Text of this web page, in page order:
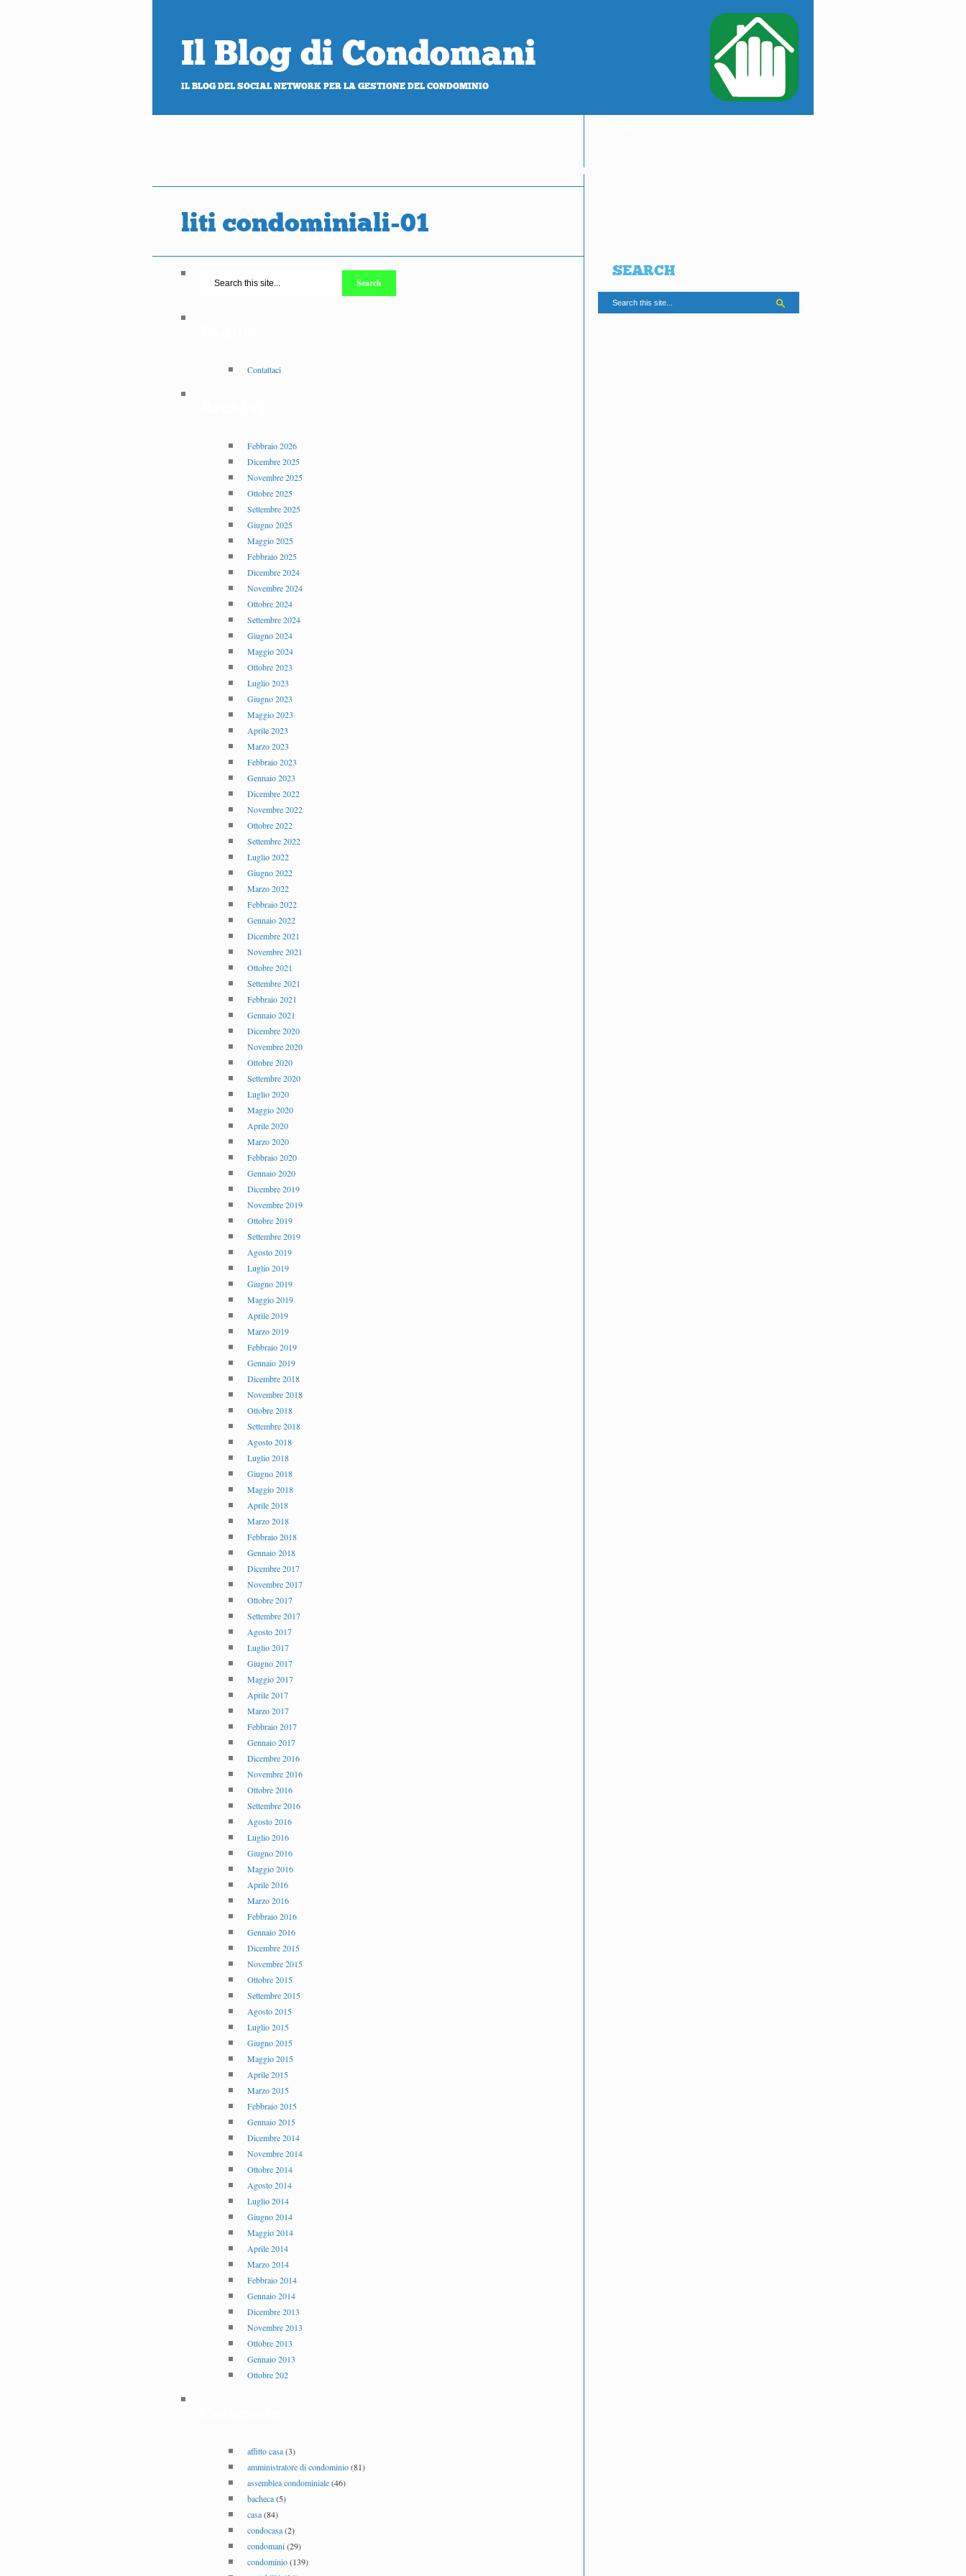
Il Blog di Condomani
IL BLOG DEL SOCIAL NETWORK PER LA GESTIONE DEL CONDOMINIO
liti condominiali-01
Contattaci
Febbraio 2026
Dicembre 2025
Novembre 2025
Ottobre 2025
Settembre 2025
Giugno 2025
Maggio 2025
Febbraio 2025
Dicembre 2024
Novembre 2024
Ottobre 2024
Settembre 2024
Giugno 2024
Maggio 2024
Ottobre 2023
Luglio 2023
Giugno 2023
Maggio 2023
Aprile 2023
Marzo 2023
Febbraio 2023
Gennaio 2023
Dicembre 2022
Novembre 2022
Ottobre 2022
Settembre 2022
Luglio 2022
Giugno 2022
Marzo 2022
Febbraio 2022
Gennaio 2022
Dicembre 2021
Novembre 2021
Ottobre 2021
Settembre 2021
Febbraio 2021
Gennaio 2021
Dicembre 2020
Novembre 2020
Ottobre 2020
Settembre 2020
Luglio 2020
Maggio 2020
Aprile 2020
Marzo 2020
Febbraio 2020
Gennaio 2020
Dicembre 2019
Novembre 2019
Ottobre 2019
Settembre 2019
Agosto 2019
Luglio 2019
Giugno 2019
Maggio 2019
Aprile 2019
Marzo 2019
Febbraio 2019
Gennaio 2019
Dicembre 2018
Novembre 2018
Ottobre 2018
Settembre 2018
Agosto 2018
Luglio 2018
Giugno 2018
Maggio 2018
Aprile 2018
Marzo 2018
Febbraio 2018
Gennaio 2018
Dicembre 2017
Novembre 2017
Ottobre 2017
Settembre 2017
Agosto 2017
Luglio 2017
Giugno 2017
Maggio 2017
Aprile 2017
Marzo 2017
Febbraio 2017
Gennaio 2017
Dicembre 2016
Novembre 2016
Ottobre 2016
Settembre 2016
Agosto 2016
Luglio 2016
Giugno 2016
Maggio 2016
Aprile 2016
Marzo 2016
Febbraio 2016
Gennaio 2016
Dicembre 2015
Novembre 2015
Ottobre 2015
Settembre 2015
Agosto 2015
Luglio 2015
Giugno 2015
Maggio 2015
Aprile 2015
Marzo 2015
Febbraio 2015
Gennaio 2015
Dicembre 2014
Novembre 2014
Ottobre 2014
Agosto 2014
Luglio 2014
Giugno 2014
Maggio 2014
Aprile 2014
Marzo 2014
Febbraio 2014
Gennaio 2014
Dicembre 2013
Novembre 2013
Ottobre 2013
Gennaio 2013
Ottobre 202
affitto casa(3)
amministratore di condominio(81)
assemblea condominiale(46)
bacheca(5)
casa(84)
condocasa(2)
condomani(29)
condominio(139)
SEARCH